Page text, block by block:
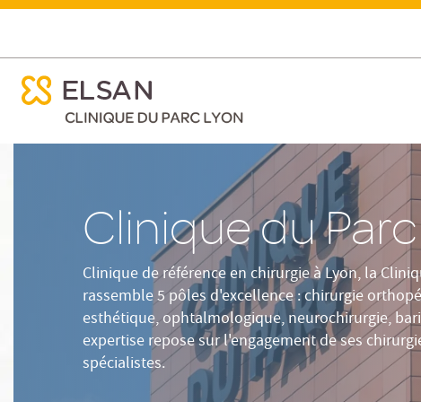
au
Etablissement
menu mobile
menu mobile
Clinique du
Clinique de référence en chirurgie à Lyon, la
rassemble 5 pôles d'excellence : chirurgie
esthétique, ophtalmologique, neurochirurgie,
expertise repose sur l'engagement de ses
spécialistes.